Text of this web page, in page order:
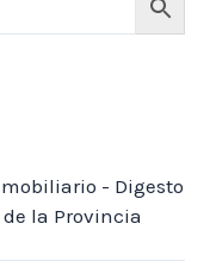
106
- Digesto
la Provincia